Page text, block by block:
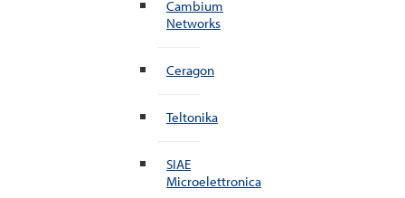
Cambium
Networks
Ceragon
Teltonika
SIAE
Microelettronica